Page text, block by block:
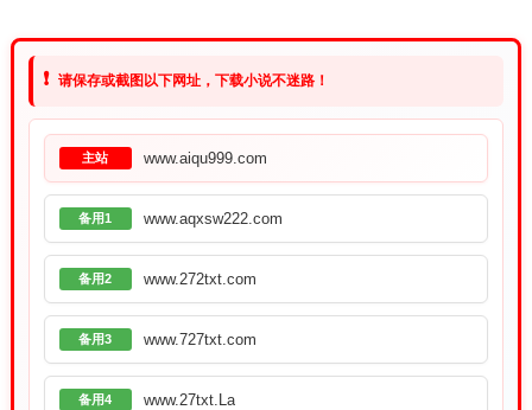
❗ 请保存或截图以下网址，下载小说不迷路！
主站 www.aiqu999.com
备用1 www.aqxsw222.com
备用2 www.272txt.com
备用3 www.727txt.com
备用4 www.27txt.La